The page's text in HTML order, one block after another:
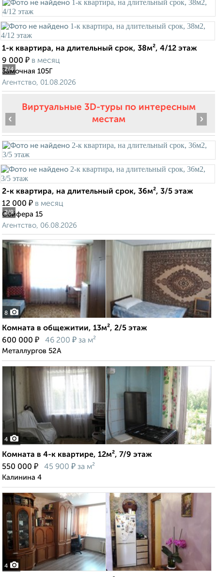
2/4
1-к квартира, на длительный срок, 38м², 4/12 этаж
9 000 ₽ в месяц
Замочная 105Г
Агентство, 01.08.2026
Виртуальные 3D-туры по интересным
местам
2/9
‹ ›
2-к квартира, на длительный срок, 36м², 3/5 этаж
12 000 ₽ в месяц
Сойфера 15
Агентство, 06.08.2026
8
Комната в общежитии, 13м², 2/5 этаж
600 000 ₽ 46 200 ₽ за м²
Металлургов 52А
4
Комната в 4-к квартире, 12м², 7/9 этаж
550 000 ₽ 45 900 ₽ за м²
Калинина 4
4